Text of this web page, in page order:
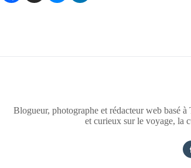
Blogueur, photographe et rédacteur web basé
et curieux sur le voyage, la